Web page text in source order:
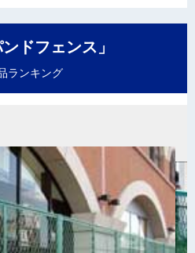
ンドフェンス」
ランキング